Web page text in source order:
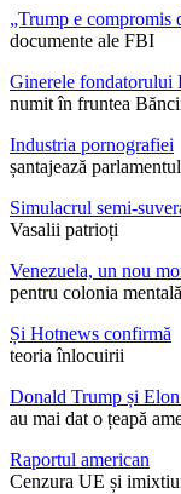
„Trump e compromis
documente ale FBI
Ginerele fondatorului
numit în fruntea
Industria pornografiei
șantajează
Simulacrul semi-
Vasalii patrioți
Venezuela, un nou
pentru colonia
Și Hotnews confirmă
teoria înlocuirii
Donald Trump și
au mai dat o țeapă
Raportul american
Cenzura UE și